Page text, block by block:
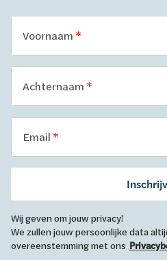
Voornaam
Achternaam
Email
Wij geven om jouw privacy!
We zullen jouw persoonlijke data
overeenstemming met ons